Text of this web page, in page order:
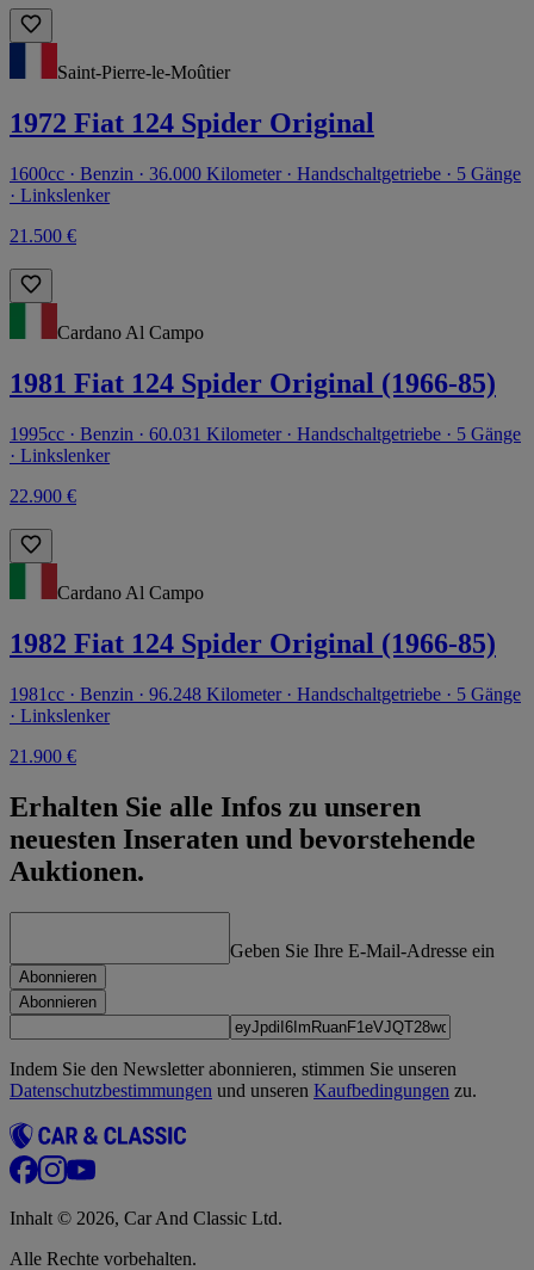
Saint-Pierre-le-Moûtier
1972 Fiat 124 Spider Original
1600cc · Benzin · 36.000 Kilometer · Handschaltgetriebe · 5 Gänge
· Linkslenker
21.500 €
Cardano Al Campo
1981 Fiat 124 Spider Original (1966-85)
1995cc · Benzin · 60.031 Kilometer · Handschaltgetriebe · 5 Gänge
· Linkslenker
22.900 €
Cardano Al Campo
1982 Fiat 124 Spider Original (1966-85)
1981cc · Benzin · 96.248 Kilometer · Handschaltgetriebe · 5 Gänge
· Linkslenker
21.900 €
Erhalten Sie alle Infos zu unseren
neuesten Inseraten und bevorstehende
Auktionen.
Geben Sie Ihre E-Mail-Adresse ein
Abonnieren
Abonnieren
Indem Sie den Newsletter abonnieren, stimmen Sie unseren
Datenschutzbestimmungen und unseren Kaufbedingungen zu.
Inhalt © 2026, Car And Classic Ltd.
Alle Rechte vorbehalten.